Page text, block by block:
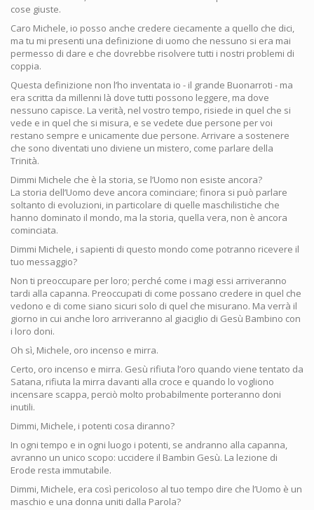
cose giuste.
Caro Michele, io posso anche credere ciecamente a quello che dici,
ma tu mi presenti una definizione di uomo che nessuno si era mai
permesso di dare e che dovrebbe risolvere tutti i nostri problemi di
coppia.
Questa definizione non l’ho inventata io - il grande Buonarroti - ma
era scritta da millenni là dove tutti possono leggere, ma dove
nessuno capisce. La verità, nel vostro tempo, risiede in quel che si
vede e in quel che si misura, e se vedete due persone per voi
restano sempre e unicamente due persone. Arrivare a sostenere
che sono diventati uno diviene un mistero, come parlare della
Trinità.
Dimmi Michele che è la storia, se l’Uomo non esiste ancora?
La storia dell’Uomo deve ancora cominciare; finora si può parlare
soltanto di evoluzioni, in particolare di quelle maschilistiche che
hanno dominato il mondo, ma la storia, quella vera, non è ancora
cominciata.
Dimmi Michele, i sapienti di questo mondo come potranno ricevere il
tuo messaggio?
Non ti preoccupare per loro; perché come i magi essi arriveranno
tardi alla capanna. Preoccupati di come possano credere in quel che
vedono e di come siano sicuri solo di quel che misurano. Ma verrà il
giorno in cui anche loro arriveranno al giaciglio di Gesù Bambino con
i loro doni.
Oh sì, Michele, oro incenso e mirra.
Certo, oro incenso e mirra. Gesù rifiuta l’oro quando viene tentato da
Satana, rifiuta la mirra davanti alla croce e quando lo vogliono
incensare scappa, perciò molto probabilmente porteranno doni
inutili.
Dimmi, Michele, i potenti cosa diranno?
In ogni tempo e in ogni luogo i potenti, se andranno alla capanna,
avranno un unico scopo: uccidere il Bambin Gesù. La lezione di
Erode resta immutabile.
Dimmi, Michele, era così pericoloso al tuo tempo dire che l’Uomo è un
maschio e una donna uniti dalla Parola?